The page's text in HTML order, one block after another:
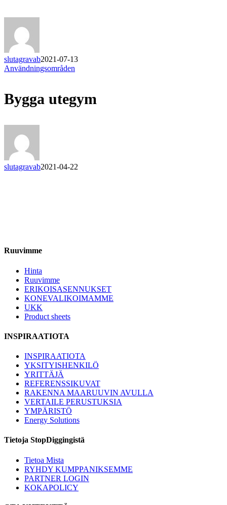
slutagravab2021-07-13
Användningsområden
Bygga utegym
slutagravab2021-04-22
Ruuvimme
Hinta
Ruuvimme
ERIKOISASENNUKSET
KONEVALIKOIMAMME
UKK
Product sheets
INSPIRAATIOTA
INSPIRAATIOTA
YKSITYISHENKILÖ
YRITTÄJÄ
REFERENSSIKUVAT
RAKENNA MAARUUVIN AVULLA
VERTAILE PERUSTUKSIA
YMPÄRISTÖ
Energy Solutions
Tietoja StopDiggingistä
Tietoa Mista
RYHDY KUMPPANIKSEMME
PARTNER LOGIN
KOKAPOLICY